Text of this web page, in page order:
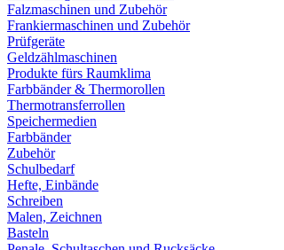
Falzmaschinen und Zubehör
Frankiermaschinen und Zubehör
Prüfgeräte
Geldzählmaschinen
Produkte fürs Raumklima
Farbbänder & Thermorollen
Thermotransferrollen
Speichermedien
Farbbänder
Zubehör
Schulbedarf
Hefte, Einbände
Schreiben
Malen, Zeichnen
Basteln